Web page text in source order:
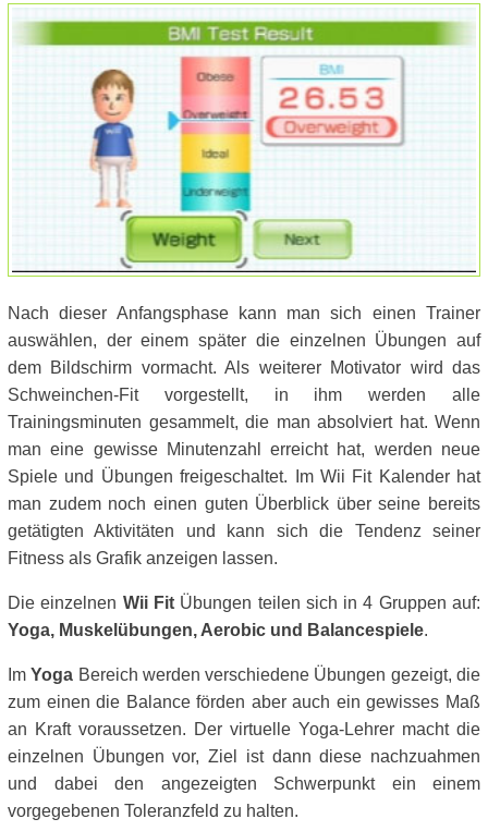
Nach dieser Anfangsphase kann man sich einen Trainer
auswählen, der einem später die einzelnen Übungen auf
dem Bildschirm vormacht. Als weiterer Motivator wird das
Schweinchen-Fit vorgestellt, in ihm werden alle
Trainingsminuten gesammelt, die man absolviert hat. Wenn
man eine gewisse Minutenzahl erreicht hat, werden neue
Spiele und Übungen freigeschaltet. Im Wii Fit Kalender hat
man zudem noch einen guten Überblick über seine bereits
getätigten Aktivitäten und kann sich die Tendenz seiner
Fitness als Grafik anzeigen lassen.
Die einzelnen Wii FitÜbungen teilen sich in 4 Gruppen auf:
Yoga, Muskelübungen, Aerobic und Balancespiele.
ImYoga Bereich werden verschiedene Übungen gezeigt, die
zum einen die Balance förden aber auch ein gewisses Maß
an Kraft voraussetzen. Der virtuelle Yoga-Lehrer macht die
einzelnen Übungen vor, Ziel ist dann diese nachzuahmen
und dabei den angezeigten Schwerpunkt ein einem
vorgegebenen Toleranzfeld zu halten.